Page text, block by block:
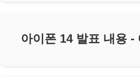
아이폰 14 발표 내용 -